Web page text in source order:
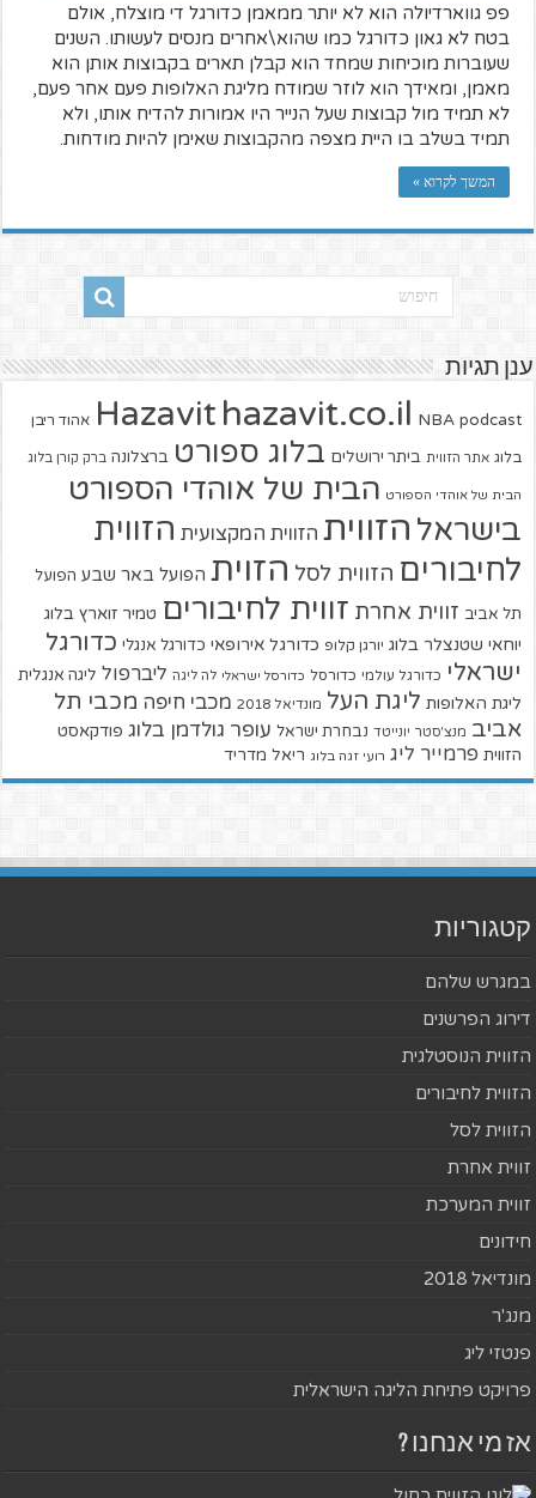
פפ גווארדיולה הוא לא יותר ממאמן כדורגל די מוצלח, אולם
בטח לא גאון כדורגל כמו שהוא\אחרים מנסים לעשותו. השנים
שעוברות מוכיחות שמחד הוא קבלן תארים בקבוצות אותן הוא
מאמן, ומאידך הוא לוזר שמודח מליגת האלופות פעם אחר פעם,
לא תמיד מול קבוצות שעל הנייר היו אמורות להדיח אותו, ולא
תמיד בשלב בו היית מצפה מהקבוצות שאימן להיות מודחות.
המשך לקרוא »
ענן תגיות
Hazavit hazavit.co.il NBA podcast אהוד ריבן
בלוג אתר הזווית ביתר ירושלים בלוג ספורט ברצלונה ברק קורן בלוג
הבית של אוהדי הספורט הבית של אוהדי הספורט
בישראל הזווית הזווית המקצועית הזווית
לחיבורים הזווית לסל הזוית הפועל באר שבע הפועל
תל אביב זווית אחרת זווית לחיבורים טמיר זוארץ בלוג
יוחאי שטנצלר בלוג יורגן קלופ כדורגל אירופאי כדורגל אנגלי כדורגל
ישראלי כדורגל עולמי כדורסל כדורסל ישראלי לה ליגה ליברפול ליגה אנגלית
ליגת האלופות ליגת העל מונדיאל 2018 מכבי חיפה מכבי תל
אביב מנצ'סטר יונייטד נבחרת ישראל עופר גולדמן בלוג פודקאסט
הזווית פרמייר ליג רועי זגה בלוג ריאל מדריד
קטגוריות
במגרש שלהם
דירוג הפרשנים
הזווית הנוסטלגית
הזווית לחיבורים
הזווית לסל
זווית אחרת
זווית המערכת
חידונים
מונדיאל 2018
מנג'ר
פנטזי ליג
פרויקט פתיחת הליגה הישראלית
אז מי אנחנו ?